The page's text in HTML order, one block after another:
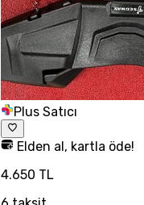
Plus Satıcı
Elden al, kartla öde!
4.650 TL